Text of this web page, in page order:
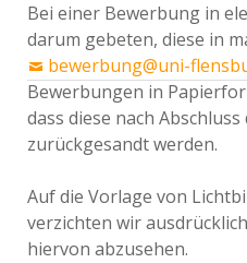
Bei einer Bewerbung in
darum gebeten, diese in
bewerbung@uni-
Bewerbungen in
dass diese nach
zurückgesandt werden.
Auf die Vorlage von
verzichten wir
hiervon abzusehen.